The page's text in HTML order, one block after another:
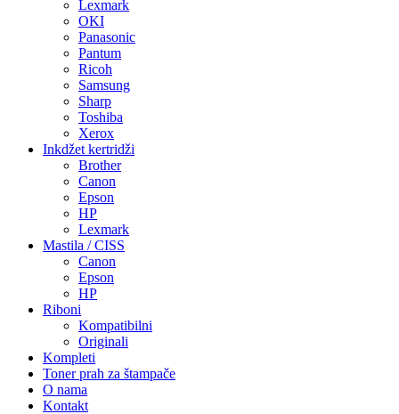
Lexmark
OKI
Panasonic
Pantum
Ricoh
Samsung
Sharp
Toshiba
Xerox
Inkdžet kertridži
Brother
Canon
Epson
HP
Lexmark
Mastila / CISS
Canon
Epson
HP
Riboni
Kompatibilni
Originali
Kompleti
Toner prah za štampače
O nama
Kontakt